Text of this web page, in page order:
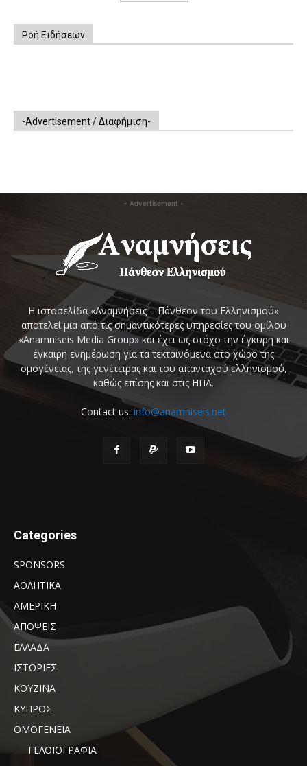
Ροή Ειδήσεων
-Advertisement / Διαφήμιση-
- Advertisement -
Η ιστοσελίδα «Αναμνήσεις – Πάνθεον του Ελληνισμού»
αποτελεί μια από τις σημαντικότερες υπηρεσίες του ομίλου
«Anamniseis Media Group» και έχει ως στόχο την έγκυρη και
έγκαιρη ενημέρωση για τα τεκταινόμενα στο χώρο της
ομογένειας, της γενέτειρας και του απανταχού ελληνισμού,
καθώς επίσης και στις ΗΠΑ.
Contact us: info@anamniseis.net
Categories
SPONSORS
ΑΘΛΗΤΙΚΑ
ΑΜΕΡΙΚΗ
ΑΠΟΨΕΙΣ
ΕΛΛΑΔΑ
ΙΣΤΟΡΙΕΣ
ΚΟΥΖΙΝΑ
ΚΥΠΡΟΣ
ΟΜΟΓΕΝΕΙΑ
ΓΕΛΟΙΟΓΡΑΦΙΑ